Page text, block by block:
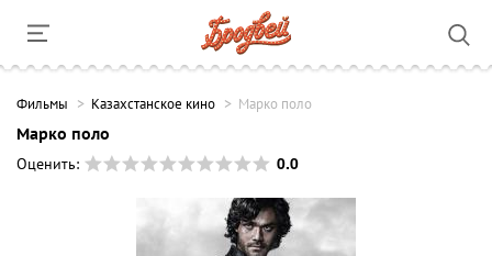
Фильмы Казахстанское кино Марко поло
Марко поло
Оценить:
0.0